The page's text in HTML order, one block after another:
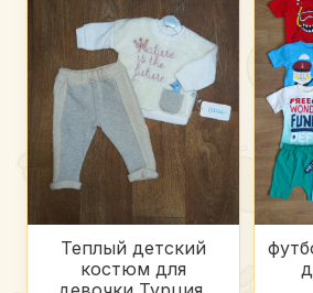
Теплый детский
костюм для